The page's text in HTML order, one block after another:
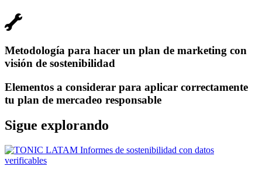
Metodología para hacer un plan de marketing con
visión de sostenibilidad
Elementos a considerar para aplicar correctamente
tu plan de mercadeo responsable
Sigue explorando